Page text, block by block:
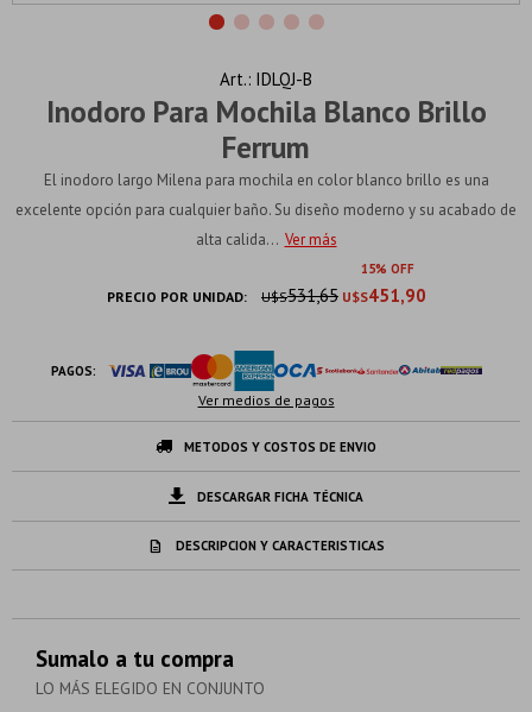
Inodoro Para Mochila Blanco Brillo
Ferrum
IDLQJ-B
El inodoro largo Milena para mochila en color blanco brillo es una
excelente opción para cualquier baño. Su diseño moderno y su acabado de
alta calida... Ver más
15
PRECIO POR UNIDAD: U$S451,90
U$S531,65
PAGOS:
Ver medios de pagos
METODOS Y COSTOS DE ENVIO
DESCARGAR FICHA TÉCNICA
DESCRIPCION Y CARACTERISTICAS
Sumalo a tu compra
LO MÁS ELEGIDO EN CONJUNTO